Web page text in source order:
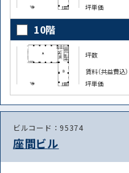
坪単価
10階
坪数
賃料（共益費込）
坪単価
ビルコード：95374
座間ビル